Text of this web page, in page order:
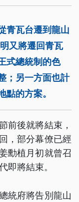
青瓦台遷到龍山
又將遷回青瓦
式總統制的色
；另一方面也計
的方案。
前後就將結束，
，部分幕僚已經
勳植月初就曾召
即將結束。
統府將告別龍山